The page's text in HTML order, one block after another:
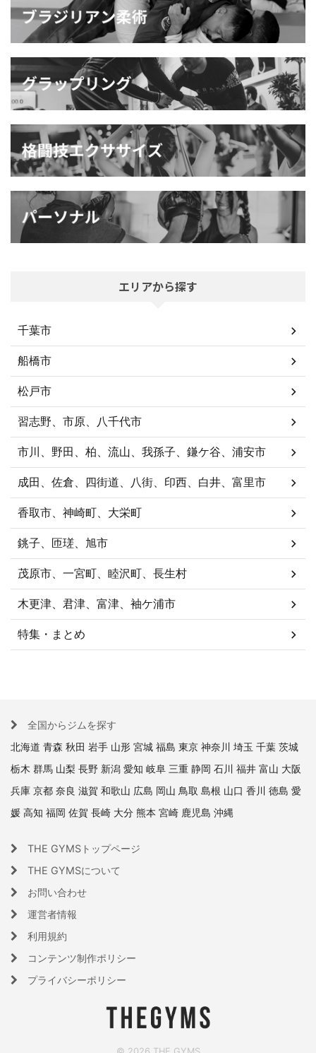
エリアから探す
千葉市
船橋市
松戸市
習志野、市原、八千代市
市川、野田、柏、流山、我孫子、鎌ケ谷、浦安市
成田、佐倉、四街道、八街、印西、白井、富里市
香取市、神崎町、大栄町
銚子、匝瑳、旭市
茂原市、一宮町、睦沢町、長生村
木更津、君津、富津、袖ケ浦市
特集・まとめ
全国からジムを探す
北海道 青森 秋田 岩手 山形 宮城 福島 東京 神奈川 埼玉 千葉 茨城
栃木 群馬 山梨 長野 新潟 愛知 岐阜 三重 静岡 石川 福井 富山 大阪
兵庫 京都 奈良 滋賀 和歌山 広島 岡山 鳥取 島根 山口 香川 徳島 愛
媛 高知 福岡 佐賀 長崎 大分 熊本 宮崎 鹿児島 沖縄
THE GYMSトップページ
THE GYMSについて
お問い合わせ
運営者情報
利用規約
コンテンツ制作ポリシー
プライバシーポリシー